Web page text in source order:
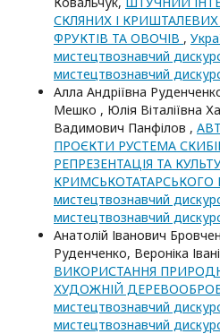
СКЛЯНИХ І
ФРУКТІВ ТА ОВОЧІВ ,
мистецтвознавчий
мистецтвознавчий
Алла Андріївна
Мешко , Юлія Віталіївна
Вадимович Панфілов ,
ПРОЄКТИ РУСТЕМА
РЕПРЕЗЕНТАЦІЯ ТА
мистецтвознавчий
мистецтвознавчий
Анатолій Іванович
Руденченко, Вероніка
ВИКОРИСТАННЯ
ХУДОЖНІЙ
мистецтвознавчий
мистецтвознавчий